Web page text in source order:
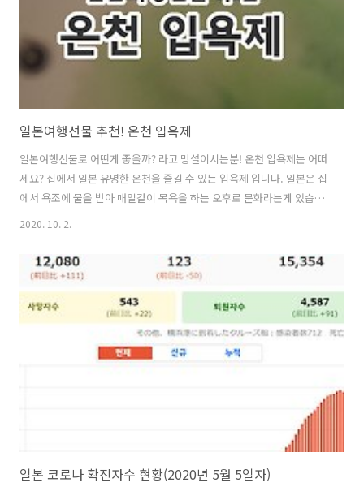
일본여행선물 추천! 온천 입욕제
일본여행선물로 어떤게 좋을까? 라고 망설이시는분! 온천 입욕제는 어떠
세요? 집에서 일본 유명한 온천을 즐길 수 있는 입욕제 입니다. 일본은 집
에서 욕조에 물을 받아 매일같이 목욕을 하는 오후로 문화라는게 있습니
다. 우리나라는 샤워만 하시는 분들이 많지만 일본은 오후로 문화가 일반
다가올때쯤이면 온천 입욕제를 눈의 띄이는 곳에 두고 판매를 하는 곳이
많습니다. 온천 입욕제도 여러 종류가 있는데요. 저는 이 제품을 구입했
습니다. 소비스 포함하여 가격은 375엔 (약 4000원). 1박스에 20개입입
니다. 일본의 유명 온천인 벳부온천, 노보리베츠 온천, 아리마 온천, 쿠사
츠온천, 하코네온천의 5종류이 온천 입욕제가 들어있씁니다. 각 온천마
2020. 10. 2.
일본 코로나 확진자수 현황(2020년 5월 5일자)